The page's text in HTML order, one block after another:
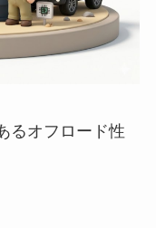
るオフロード性